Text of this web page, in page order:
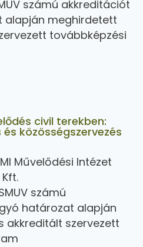
számú akkreditációt
alapján meghirdetett
továbbképzési
civil terekben:
közösségszervezés
Művelődési Intézet
számú
határozat alapján
akkreditált szervezett